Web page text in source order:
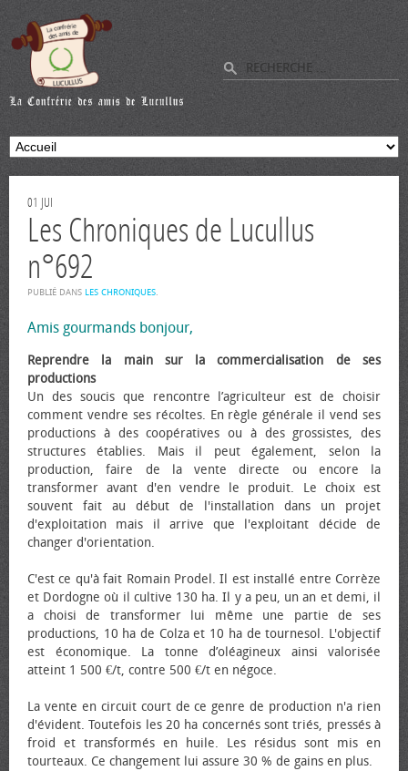
01 JUI
Les Chroniques de Lucullus
n°692
PUBLIÉ DANS LES CHRONIQUES.
Amis gourmands bonjour,
Reprendre la main sur la commercialisation de ses
productions
Un des soucis que rencontre l’agriculteur est de choisir
comment vendre ses récoltes. En règle générale il vend ses
productions à des coopératives ou à des grossistes, des
structures établies. Mais il peut également, selon la
production, faire de la vente directe ou encore la
transformer avant d'en vendre le produit. Le choix est
souvent fait au début de l'installation dans un projet
d'exploitation mais il arrive que l'exploitant décide de
changer d'orientation.
C'est ce qu'à fait Romain Prodel. Il est installé entre Corrèze
et Dordogne où il cultive 130 ha. Il y a peu, un an et demi, il
a choisi de transformer lui même une partie de ses
productions, 10 ha de Colza et 10 ha de tournesol. L'objectif
est économique. La tonne d’oléagineux ainsi valorisée
atteint 1 500 €/t, contre 500 €/t en négoce.
La vente en circuit court de ce genre de production n'a rien
d'évident. Toutefois les 20 ha concernés sont triés, pressés à
froid et transformés en huile. Les résidus sont mis en
tourteaux. Ce changement lui assure 30 % de gains en plus.